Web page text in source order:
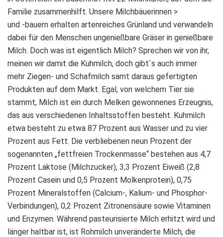
Familie zusammenhilft. Unsere Milchbäuerinnen >
und -bauern erhalten artenreiches Grünland und verwandeln
dabei für den Menschen ungenießbare Gräser in genießbare
Milch. Doch was ist eigentlich Milch? Sprechen wir von ihr,
meinen wir damit die Kuhmilch, doch gibt´s auch immer
mehr Ziegen- und Schafmilch samt daraus gefertigten
Produkten auf dem Markt. Egal, von welchem Tier sie
stammt, Milch ist ein durch Melken gewonnenes Erzeugnis,
das aus verschiedenen Inhaltsstoffen besteht. Kuhmilch
etwa besteht zu etwa 87 Prozent aus Wasser und zu vier
Prozent aus Fett. Die verbliebenen neun Prozent der
sogenannten „fettfreien Trockenmasse“ bestehen aus 4,7
Prozent Laktose (Milchzucker), 3,3 Prozent Eiweiß (2,8
Prozent Casein und 0,5 Prozent Molkenprotein), 0,75
Prozent Mineralstoffen (Calcium-, Kalium- und Phosphor-
Verbindungen), 0,2 Prozent Zitronensäure sowie Vitaminen
und Enzymen. Während pasteurisierte Milch erhitzt wird und
länger haltbar ist, ist Rohmilch unveränderte Milch, die